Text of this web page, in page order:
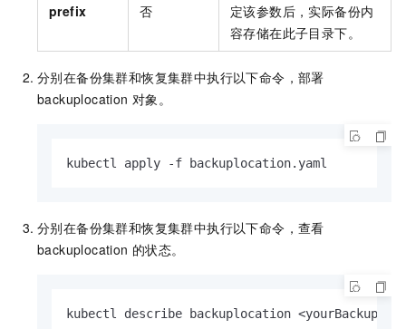
prefix 否
定该参数后，实际备份内
容存储在此子目录下。
分别在备份集群和恢复集群中执行以下命令，部署
backuplocation 对象。
kubectl apply -f backuplocation.yaml
分别在备份集群和恢复集群中执行以下命令，查看
backuplocation 的状态。
kubectl describe backuplocation